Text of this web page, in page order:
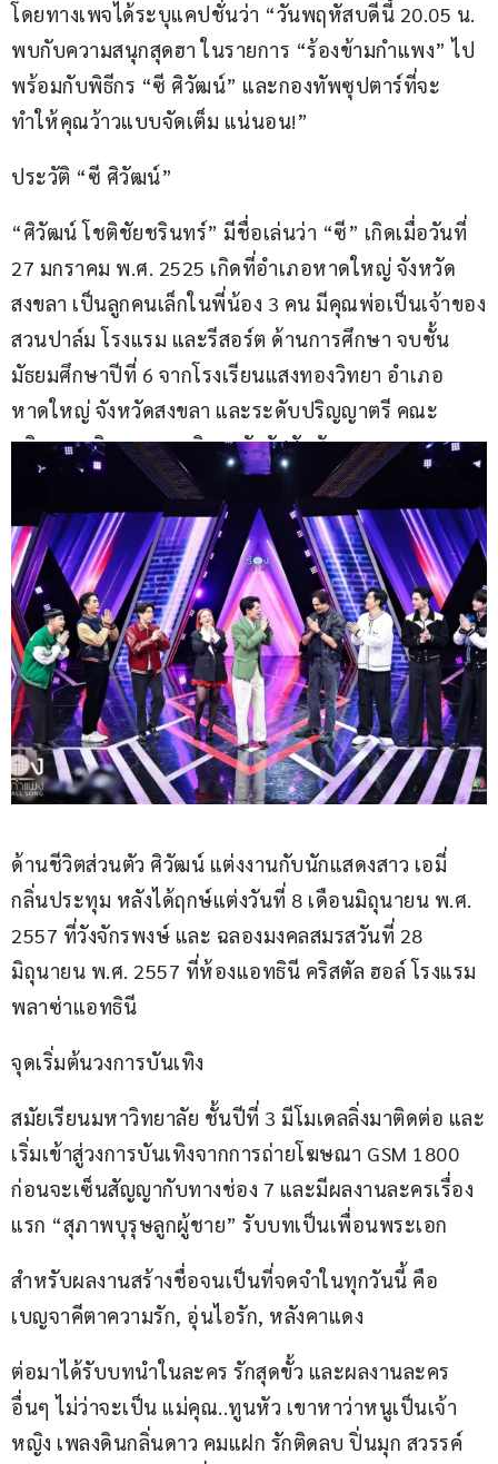
โดยทางเพจได้ระบุแคปชั่นว่า “วันพฤหัสบดีนี้ 20.05 น.
พบกับความสนุกสุดฮา ในรายการ “ร้องข้ามกำแพง” ไป
พร้อมกับพิธีกร “ซี ศิวัฒน์” และกองทัพซุปตาร์ที่จะ
ทำให้คุณว้าวแบบจัดเต็ม แน่นอน!”
ประวัติ “ซี ศิวัฒน์”
“ศิวัฒน์ โชติชัยชรินทร์” มีชื่อเล่นว่า “ซี” เกิดเมื่อวันที่
27 มกราคม พ.ศ. 2525 เกิดที่อำเภอหาดใหญ่ จังหวัด
สงขลา เป็นลูกคนเล็กในพี่น้อง 3 คน มีคุณพ่อเป็นเจ้าของ
สวนปาล์ม โรงแรม และรีสอร์ต ด้านการศึกษา จบชั้น
มัธยมศึกษาปีที่ 6 จากโรงเรียนแสงทองวิทยา อำเภอ
หาดใหญ่ จังหวัดสงขลา และระดับปริญญาตรี คณะ
บริหารธุรกิจ จากมหาวิทยาลัยอัสสัมชัญ
ด้านชีวิตส่วนตัว ศิวัฒน์ แต่งงานกับนักแสดงสาว เอมี่
กลิ่นประทุม หลังได้ฤกษ์แต่งวันที่ 8 เดือนมิถุนายน พ.ศ.
2557 ที่วังจักรพงษ์ และ ฉลองมงคลสมรสวันที่ 28
มิถุนายน พ.ศ. 2557 ที่ห้องแอทธินี คริสตัล ฮอล์ โรงแรม
พลาซ่าแอทธินี
จุดเริ่มต้นวงการบันเทิง
สมัยเรียนมหาวิทยาลัย ชั้นปีที่ 3 มีโมเดลลิ่งมาติดต่อ และ
เริ่มเข้าสู่วงการบันเทิงจากการถ่ายโฆษณา GSM 1800
ก่อนจะเซ็นสัญญากับทางช่อง 7 และมีผลงานละครเรื่อง
แรก “สุภาพบุรุษลูกผู้ชาย” รับบทเป็นเพื่อนพระเอก
สำหรับผลงานสร้างชื่อจนเป็นที่จดจำในทุกวันนี้ คือ
เบญจาคีตาความรัก, อุ่นไอรัก, หลังคาแดง
ต่อมาได้รับบทนำในละคร รักสุดขั้ว และผลงานละคร
อื่นๆ ไม่ว่าจะเป็น แม่คุณ..ทูนหัว เขาหาว่าหนูเป็นเจ้า
หญิง เพลงดินกลิ่นดาว คมแฝก รักติดลบ ปิ่นมุก สวรรค์